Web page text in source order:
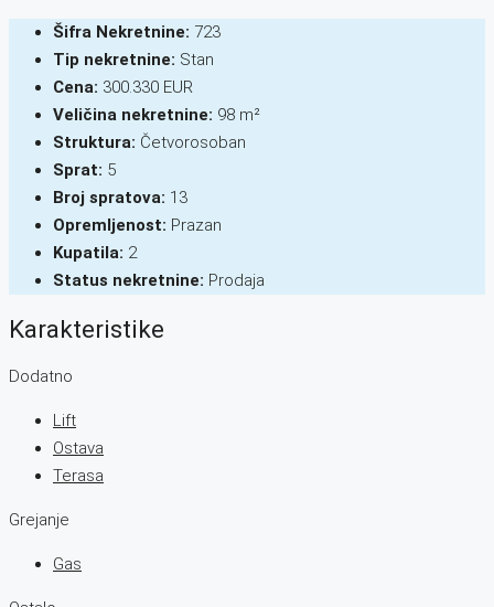
Šifra Nekretnine: 723
Tip nekretnine: Stan
Cena: 300.330 EUR
Veličina nekretnine: 98 m²
Struktura: Četvorosoban
Sprat: 5
Broj spratova: 13
Opremljenost: Prazan
Kupatila: 2
Status nekretnine: Prodaja
Karakteristike
Dodatno
Lift
Ostava
Terasa
Grejanje
Gas